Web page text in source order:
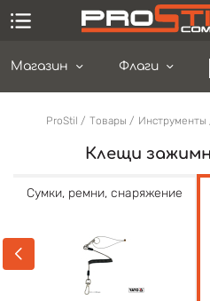
Магазин Флаги
ProStil Товары Инструменты
Клещи
Сумки, ремни, снаряжение